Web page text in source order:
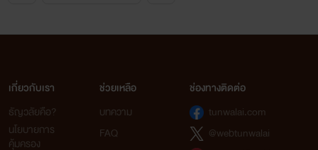
เกี่ยวกับเรา
ธัญวลัยคือ?
นโยบายการ
คุ้มครอง
ช่วยเหลือ
บทความ
FAQ
ช่องทางติดต่อ
tunwalai.com
@webtunwalai